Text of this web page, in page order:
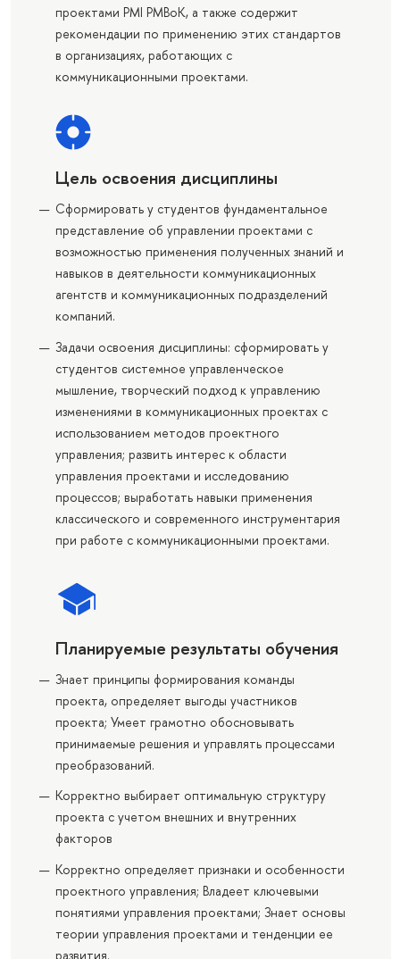
проектами PMI PMBoK, а также содержит
рекомендации по применению этих стандартов
в организациях, работающих с
коммуникационными проектами.
Цель освоения дисциплины
Сформировать у студентов фундаментальное
представление об управлении проектами с
возможностью применения полученных знаний и
навыков в деятельности коммуникационных
агентств и коммуникационных подразделений
компаний.
Задачи освоения дисциплины: сформировать у
студентов системное управленческое
мышление, творческий подход к управлению
изменениями в коммуникационных проектах с
использованием методов проектного
управления; развить интерес к области
управления проектами и исследованию
процессов; выработать навыки применения
классического и современного инструментария
при работе с коммуникационными проектами.
Планируемые результаты обучения
Знает принципы формирования команды
проекта, определяет выгоды участников
проекта; Умеет грамотно обосновывать
принимаемые решения и управлять процессами
преобразований.
Корректно выбирает оптимальную структуру
проекта с учетом внешних и внутренних
факторов
Корректно определяет признаки и особенности
проектного управления; Владеет ключевыми
понятиями управления проектами; Знает основы
теории управления проектами и тенденции ее
развития.